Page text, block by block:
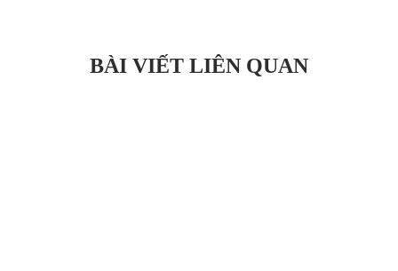
BÀI VIẾT LIÊN QUAN